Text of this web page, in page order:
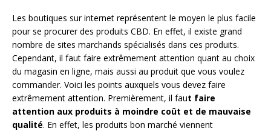
Les boutiques sur internet représentent le moyen le plus facile
pour se procurer des produits CBD. En effet, il existe grand
nombre de sites marchands spécialisés dans ces produits.
Cependant, il faut faire extrêmement attention quant au choix
du magasin en ligne, mais aussi au produit que vous voulez
commander. Voici les points auxquels vous devez faire
extrêmement attention. Premièrement, il faut faire
attention aux produits à moindre coût et de mauvaise
qualité. En effet, les produits bon marché viennent